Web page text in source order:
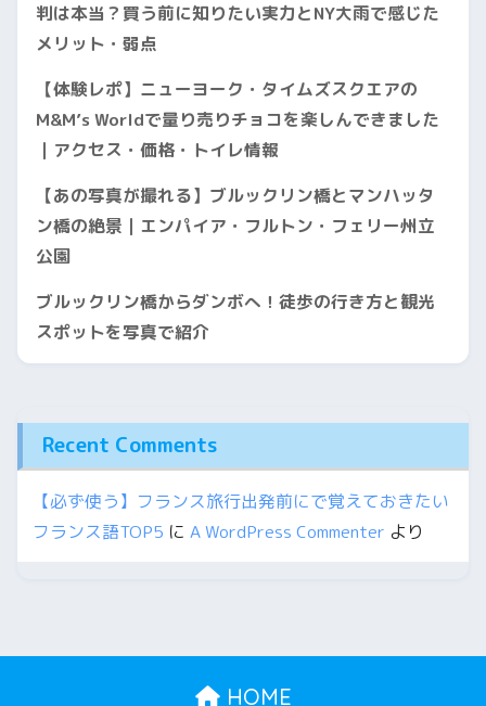
判は本当？買う前に知りたい実力とNY大雨で感じた
メリット・弱点
【体験レポ】ニューヨーク・タイムズスクエアの
M&M’s Worldで量り売りチョコを楽しんできました
｜アクセス・価格・トイレ情報
【あの写真が撮れる】ブルックリン橋とマンハッタ
ン橋の絶景｜エンパイア・フルトン・フェリー州立
公園
ブルックリン橋からダンボへ！徒歩の行き方と観光
スポットを写真で紹介
Recent Comments
【必ず使う】フランス旅行出発前にで覚えておきたい
フランス語TOP5 に A WordPress Commenter より
HOME